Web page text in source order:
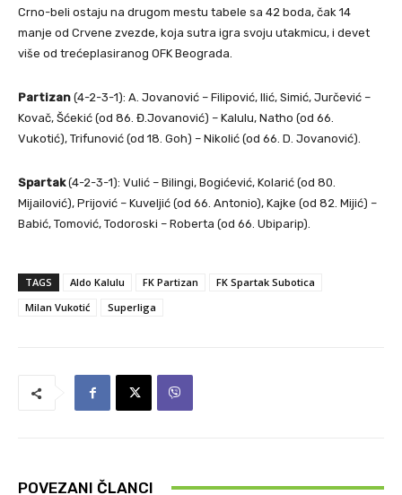
Crno-beli ostaju na drugom mestu tabele sa 42 boda, čak 14
manje od Crvene zvezde, koja sutra igra svoju utakmicu, i devet
više od trećeplasiranog OFK Beograda.
Partizan (4-2-3-1): A. Jovanović – Filipović, Ilić, Simić, Jurčević –
Kovač, Šćekić (od 86. Đ.Jovanović) – Kalulu, Natho (od 66.
Vukotić), Trifunović (od 18. Goh) – Nikolić (od 66. D. Jovanović).
Spartak(4-2-3-1): Vulić – Bilingi, Bogićević, Kolarić (od 80.
Mijailović), Prijović – Kuveljić (od 66. Antonio), Kajke (od 82. Mijić) –
Babić, Tomović, Todoroski – Roberta (od 66. Ubiparip).
TAGS Aldo Kalulu FK Partizan
FK Spartak Subotica
Milan Vukotić
Superliga
POVEZANI ČLANCI